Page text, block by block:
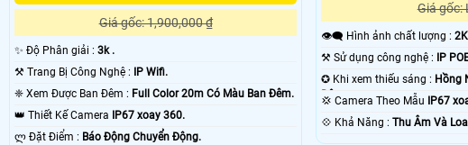
Giá gốc: 1,900,000 ₫
✨ Độ Phân giải : 3k .
⚒ Trang Bị Công Nghệ :
IP Wifi.
❈ Xem Được Ban Đêm : Full Color 20m Có Màu Ban Ðêm.
👑 Thiết Kế Camera
IP67 xoay 360.
️ლ Đặt Điểm : Báo Động Chuyển Động.
Giá gốc:
👁️‍🗨 Hình ảnh chất lượng :
⚒ Sử dụng công nghệ :
IP
✪ Khi xem thiếu sáng : Hồng
Ðêm.💢 Camera Theo Mẫu
IP67
️💠 Khả Năng : Thu Âm Và